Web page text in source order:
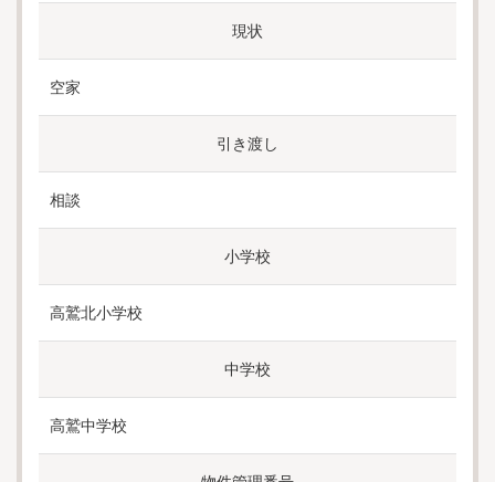
現状
空家
引き渡し
相談
小学校
高鷲北小学校
中学校
高鷲中学校